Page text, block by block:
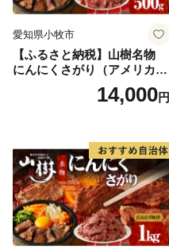
愛知県小牧市
【ふるさと納税】山樹名物
にんにくさがり（アメリカ産
14,000円